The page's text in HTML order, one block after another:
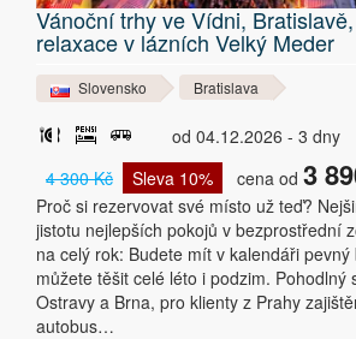
Vánoční trhy ve Vídni,
relaxace v lázních Velký Meder
Slovensko Bratislava
od 04.12.2026 - 3 dny
4 300 Kč
Sleva 10% cena od 3
Proč si rezervovat své místo už teď?
jistotu nejlepších pokojů v bezprostřední
na celý rok: Budete mít v kalendáři
můžete těšit celé léto i podzim. Pohodlný
Ostravy a Brna, pro klienty z Prahy
autobus…